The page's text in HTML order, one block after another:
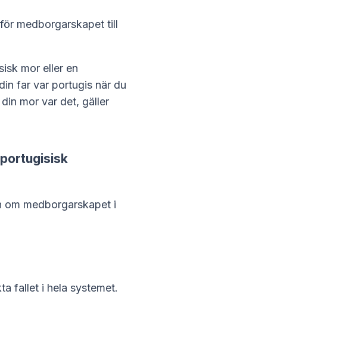
medborgarskapet till
mor eller en
far var portugis när du
mor var det, gäller
om medborgarskapet i
fallet i hela systemet.